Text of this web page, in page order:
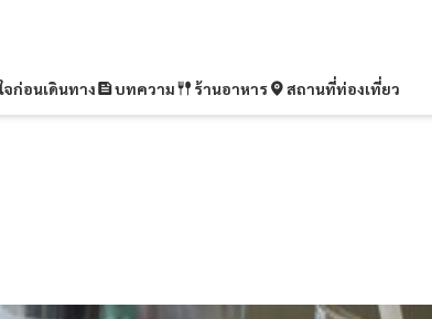
จก่อนเดินทาง บทความ ร้านอาหาร สถานที่ท่องเที่ยว